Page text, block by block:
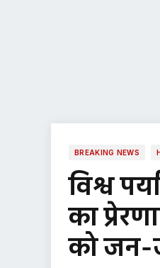
BREAKING NEWS
विश्व
का
को जन-